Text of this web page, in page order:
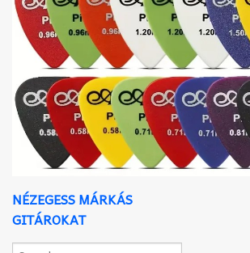
NÉZEGESS MÁRKÁS
GITÁROKAT